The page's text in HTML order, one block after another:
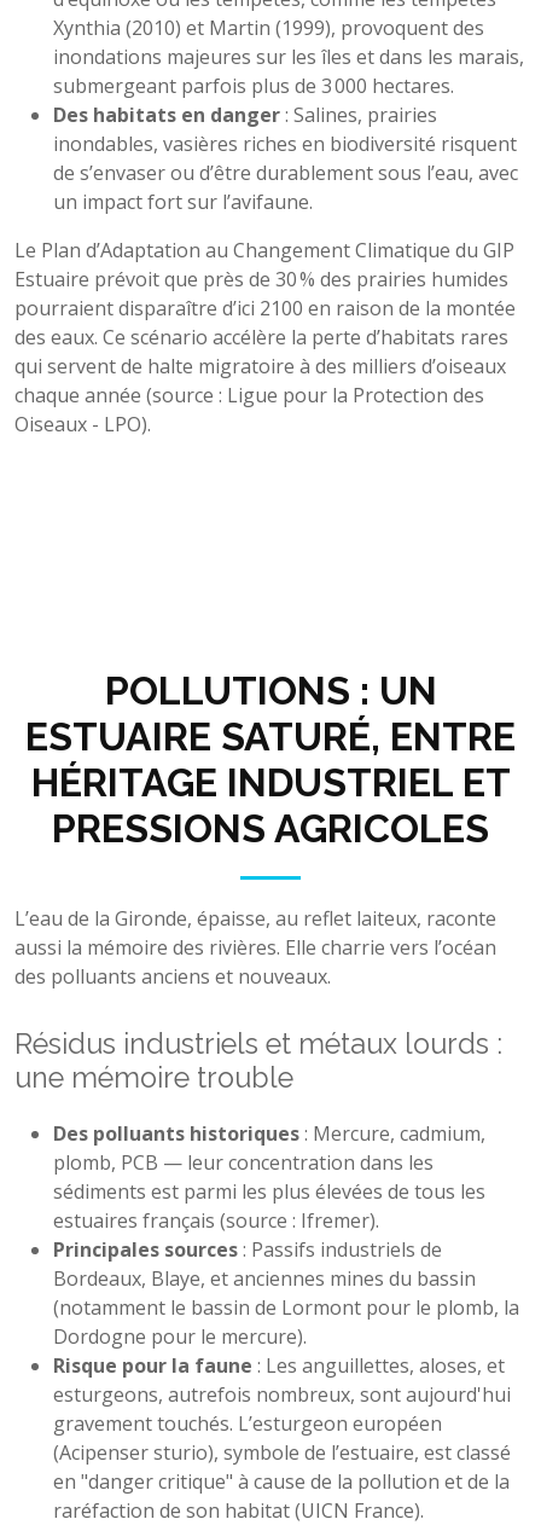
Xynthia (2010) et Martin (1999), provoquent des
inondations majeures sur les îles et dans les marais,
submergeant parfois plus de 3 000 hectares.
Des habitats en danger: Salines, prairies
inondables, vasières riches en biodiversité risquent
de s’envaser ou d’être durablement sous l’eau, avec
un impact fort sur l’avifaune.
Le Plan d’Adaptation au Changement Climatique du GIP
Estuaire prévoit que près de 30 % des prairies humides
pourraient disparaître d’ici 2100 en raison de la montée
des eaux. Ce scénario accélère la perte d’habitats rares
qui servent de halte migratoire à des milliers d’oiseaux
chaque année (source : Ligue pour la Protection des
Oiseaux - LPO).
POLLUTIONS : UN
ESTUAIRE SATURÉ, ENTRE
HÉRITAGE INDUSTRIEL ET
PRESSIONS AGRICOLES
L’eau de la Gironde, épaisse, au reflet laiteux, raconte
aussi la mémoire des rivières. Elle charrie vers l’océan
des polluants anciens et nouveaux.
Résidus industriels et métaux lourds :
une mémoire trouble
Des polluants historiques: Mercure, cadmium,
plomb, PCB — leur concentration dans les
sédiments est parmi les plus élevées de tous les
estuaires français (source : Ifremer).
Principales sources: Passifs industriels de
Bordeaux, Blaye, et anciennes mines du bassin
(notamment le bassin de Lormont pour le plomb, la
Dordogne pour le mercure).
Risque pour la faune : Les anguillettes, aloses, et
esturgeons, autrefois nombreux, sont aujourd'hui
gravement touchés. L’esturgeon européen
(Acipenser sturio), symbole de l’estuaire, est classé
en "danger critique" à cause de la pollution et de la
raréfaction de son habitat (UICN France).